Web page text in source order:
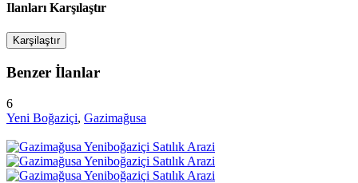
Ilanları Karşılaştır
Karşilaştır
Benzer İlanlar
6
Yeni Boğaziçi, Gazimağusa